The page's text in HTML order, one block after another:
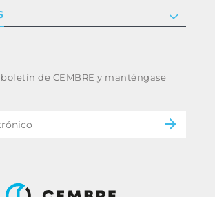
política anticorrupción del
de CEMBRE y manténgase